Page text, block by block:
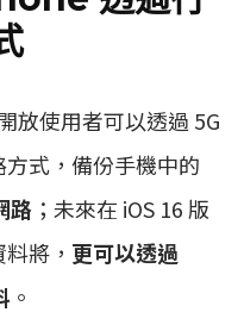
放使用者可以透過 5G
式，備份手機中的
路 ；未來在 iOS 16 版
將， 更可以透過
。